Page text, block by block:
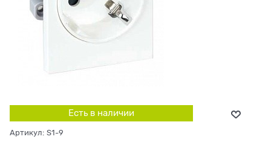
Есть в наличии
Артикул: S1-9